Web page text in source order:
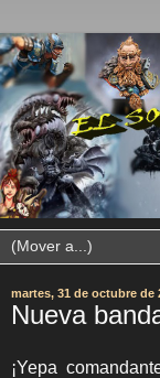
martes, 31 de octubre de
Nueva
¡Yepa